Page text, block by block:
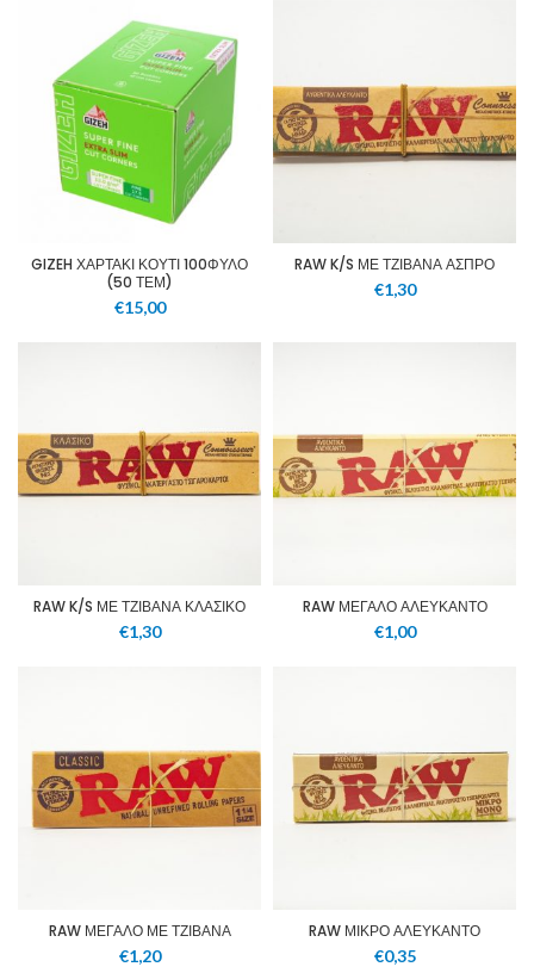
GIZEH ΧΑΡΤΑΚΙ ΚΟΥΤΙ 100ΦΥΛΟ
(50 ΤΕΜ)
€15,00
RAW K/S ΜΕ ΤΖΙΒΑΝΑ ΑΣΠΡΟ
€1,30
RAW K/S ΜΕ ΤΖΙΒΑΝΑ ΚΛΑΣΙΚΟ
€1,30
RAW ΜΕΓΑΛΟ ΑΛΕΥΚΑΝΤΟ
€1,00
RAW ΜΕΓΑΛΟ ΜΕ ΤΖΙΒΑΝΑ
€1,20
RAW ΜΙΚΡΟ ΑΛΕΥΚΑΝΤΟ
€0,35